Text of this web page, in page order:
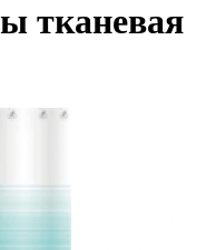
тканевая